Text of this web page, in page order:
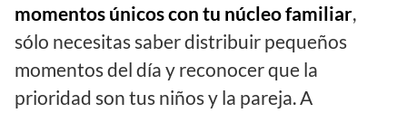
momentos únicos con tu núcleo familiar,
sólo necesitas saber distribuir pequeños
momentos del día y reconocer que la
prioridad son tus niños y la pareja. A